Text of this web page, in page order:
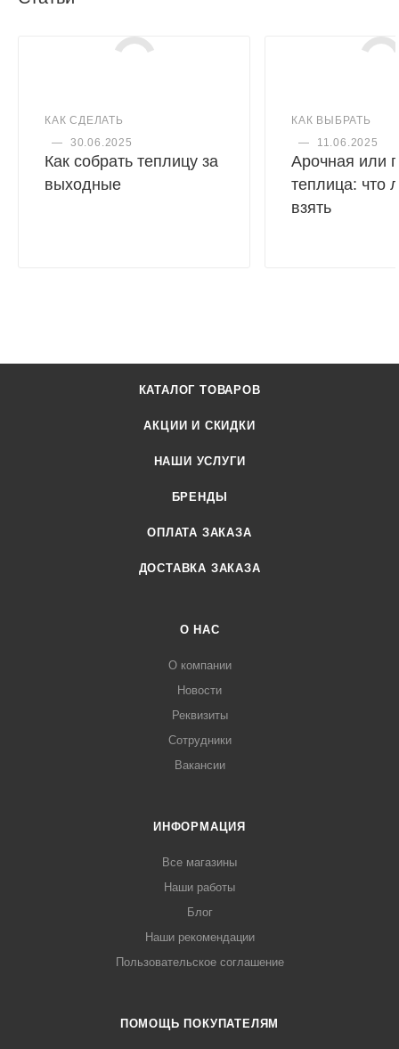
КАК СДЕЛАТЬ
—
30.06.2025
Как собрать теплицу за
выходные
КАК ВЫБРАТЬ
—
11.06.2025
Арочная или
теплица: что
взять
КАТАЛОГ ТОВАРОВ
АКЦИИ И СКИДКИ
НАШИ УСЛУГИ
БРЕНДЫ
ОПЛАТА ЗАКАЗА
ДОСТАВКА ЗАКАЗА
О НАС
О компании
Новости
Реквизиты
Сотрудники
Вакансии
ИНФОРМАЦИЯ
Все магазины
Наши работы
Блог
Наши рекомендации
Пользовательское соглашение
ПОМОЩЬ ПОКУПАТЕЛЯМ